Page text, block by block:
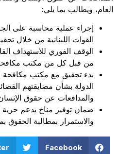
العام، ويطالب بما يلي:
إجراء عملية محاسبة على
القوات اللبنانية من خلال
الوقف الفوري للاستهداف
من قبل كل من مكتب مكافحة
بدء تحقيق مع مكتب مكافحة
الدولة بشأن مضايقتهم
والمدافعات عن حقوق
ضمان توفير مناخ يدعم حرية
والاستمرار بمطالبة الحقوق
Facebook